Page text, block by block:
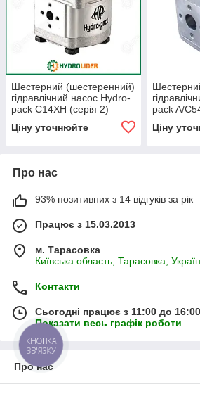
Шестерний (шестеренний)
гідравлічний насос Hydro-
pack C14XH (серія 2)
Ціну уточнюйте
pack A/
Ціну
Про нас
93% позитивних з 14 відгуків за рік
Працює з 15.03.2013
м. Тарасовка
Київська область, Тарасовка,
Контакти
Сьогодні працює з 11:00 до 16:00
Показати весь графік роботи
Про нас
КНОПКА
ЗВ'ЯЗКУ